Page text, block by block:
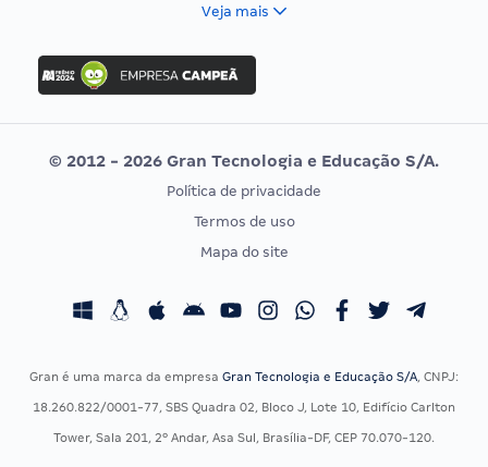
Concurso Ibama
Concurso MPU
Editais publicados
Vunesp
CONCURSOS POR PROFISSÃO
Concursos Fiscais
Concursos Saúde
EXAME DE ORDEM
Calendário OAB
Veja mais
© 2012 - 2026 Gran Tecnologia e Educação S/A.
Política de privacidade
Termos de uso
Mapa do site
Gran é uma marca da empresa Gran Tecnologia e Educação S/A, CNPJ:
18.260.822/0001-77, SBS Quadra 02, Bloco J, Lote 10, Edifício Carlton
Tower, Sala 201, 2º Andar, Asa Sul, Brasília-DF, CEP 70.070-120.